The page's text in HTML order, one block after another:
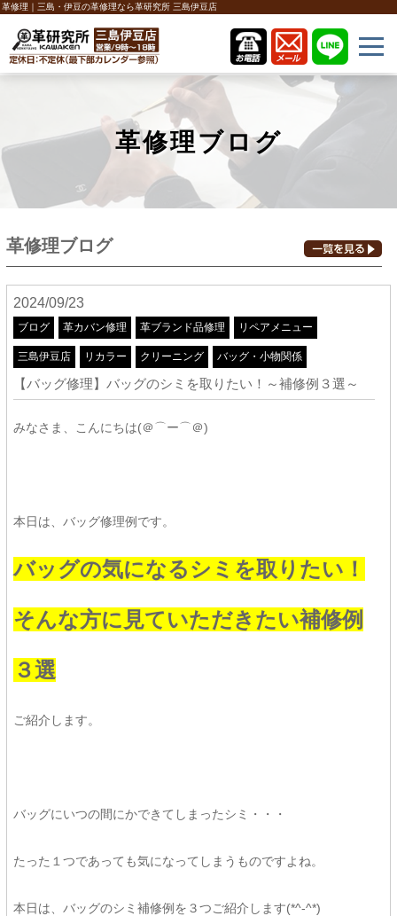
革修理｜三島・伊豆の革修理なら革研究所 三島伊豆店
革修理ブログ
革修理ブログ
2024/09/23
ブログ 革カバン修理 革ブランド品修理 リペアメニュー
三島伊豆店 リカラー クリーニング バッグ・小物関係
【バッグ修理】バッグのシミを取りたい！～補修例３選～
みなさま、こんにちは(＠⌒ー⌒＠)
本日は、バッグ修理例です。
バッグの気になるシミを取りたい！
そんな方に見ていただきたい補修例
３選
ご紹介します。
バッグにいつの間にかできてしまったシミ・・・
たった１つであっても気になってしまうものですよね。
本日は、バッグのシミ補修例を３つご紹介します(*^-^*)